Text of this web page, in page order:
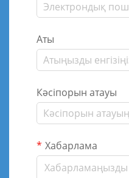
Аты
Кәсіпорын атауы
Хабарлама